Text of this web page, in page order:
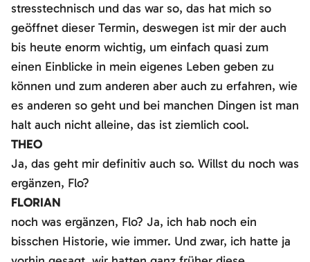
stresstechnisch und das war so, das hat mich so
geöffnet dieser Termin, deswegen ist mir der auch
bis heute enorm wichtig, um einfach quasi zum
einen Einblicke in mein eigenes Leben geben zu
können und zum anderen aber auch zu erfahren, wie
es anderen so geht und bei manchen Dingen ist man
halt auch nicht alleine, das ist ziemlich cool.
THEO
Ja, das geht mir definitiv auch so. Willst du noch was
ergänzen, Flo?
FLORIAN
noch was ergänzen, Flo? Ja, ich hab noch ein
bisschen Historie, wie immer. Und zwar, ich hatte ja